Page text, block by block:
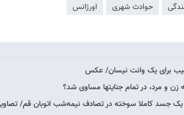
حوادث شهری اورژانس
برای یک وانت نیسان/ عکس
زن و مرد، در تمام جنایتها مساوی شد؟